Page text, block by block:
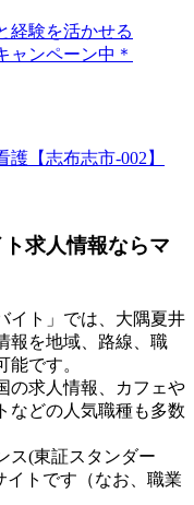
経験を活かせる
ャンペーン中＊
【志布志市-002】
求人情報ならマ
イト」では、大隅夏井
報を地域、路線、職
です。
の求人情報、カフェや
などの人気職種も多数
ス(東証スタンダー
イトです（なお、職業